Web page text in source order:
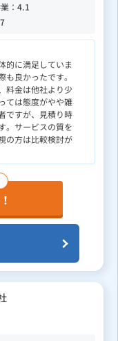
： 4.1
的に満足していま
良かったです。
料金は他社より少
ては態度がやや雑
ですが、見積り時
。サービスの質を
の方は比較検討が